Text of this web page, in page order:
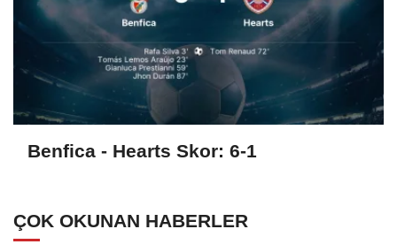
Benfica - Hearts Skor: 6-1
ÇOK OKUNAN HABERLER